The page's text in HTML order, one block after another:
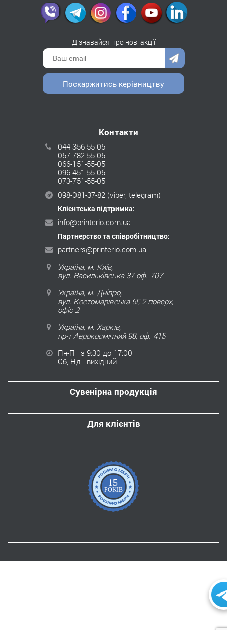
Дізнавайся про нові акції
Поскаржитись керівництву
Контакти
044-356-55-05
057-782-55-05
066-151-55-05
096-451-55-05
073-751-55-05
098-081-37-82 (viber, telegram)
Клієнтська підтримка:
info@printerio.com.ua
Партнерство та співробітництво:
partners@printerio.com.ua
Україна, м. Київ,
вул. Васильківська 37 оф. 707
Україна, м. Дніпро,
вул. Костомарівська 6Г, 2 поверх,
офіс 2
Україна, м. Харків,
пр-т Аерокосмічний 98, оф. 415
Пн-Пт з 9:30 до 17:00
Сб, Нд - вихідний
Сувенірна продукція
Для клієнтів
15
РОКІВ